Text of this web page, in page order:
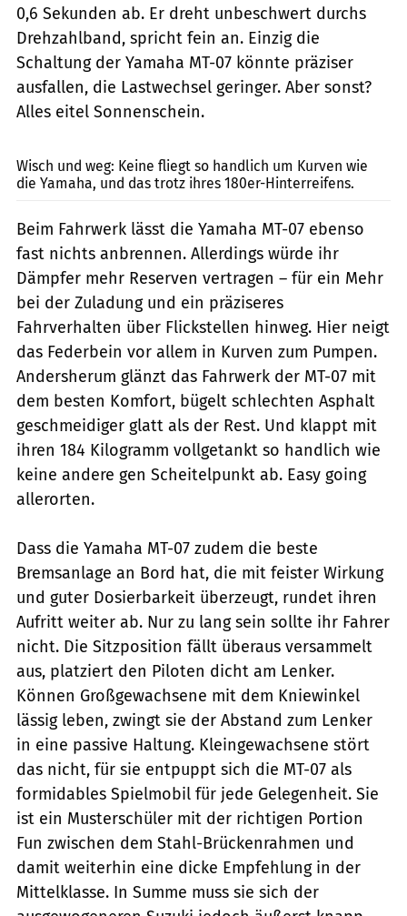
0,6 Sekunden ab. Er dreht unbeschwert durchs
Drehzahlband, spricht fein an. Einzig die
Schaltung der Yamaha MT-07 könnte präziser
ausfallen, die Lastwechsel geringer. Aber sonst?
Alles eitel Sonnenschein.
Wisch und weg: Keine fliegt so handlich um Kurven wie
die Yamaha, und das trotz ihres 180er-Hinterreifens.
Beim Fahrwerk lässt die Yamaha MT-07 ebenso
fast nichts anbrennen. Allerdings würde ihr
Dämpfer mehr Reserven vertragen – für ein Mehr
bei der Zuladung und ein präziseres
Fahrverhalten über Flickstellen hinweg. Hier neigt
das Federbein vor allem in Kurven zum Pumpen.
Andersherum glänzt das Fahrwerk der MT-07 mit
dem besten Komfort, bügelt schlechten Asphalt
geschmeidiger glatt als der Rest. Und klappt mit
ihren 184 Kilogramm vollgetankt so handlich wie
keine andere gen Scheitelpunkt ab. Easy going
allerorten.
Dass die Yamaha MT-07 zudem die beste
Bremsanlage an Bord hat, die mit feister Wirkung
und guter Dosierbarkeit überzeugt, rundet ihren
Aufritt weiter ab. Nur zu lang sein sollte ihr Fahrer
nicht. Die Sitzposition fällt überaus versammelt
aus, platziert den Piloten dicht am Lenker.
Können Großgewachsene mit dem Kniewinkel
lässig leben, zwingt sie der Abstand zum Lenker
in eine passive Haltung. Kleingewachsene stört
das nicht, für sie entpuppt sich die MT-07 als
formidables Spielmobil für jede Gelegenheit. Sie
ist ein Musterschüler mit der richtigen Portion
Fun zwischen dem Stahl-Brückenrahmen und
damit weiterhin eine dicke Empfehlung in der
Mittelklasse. In Summe muss sie sich der